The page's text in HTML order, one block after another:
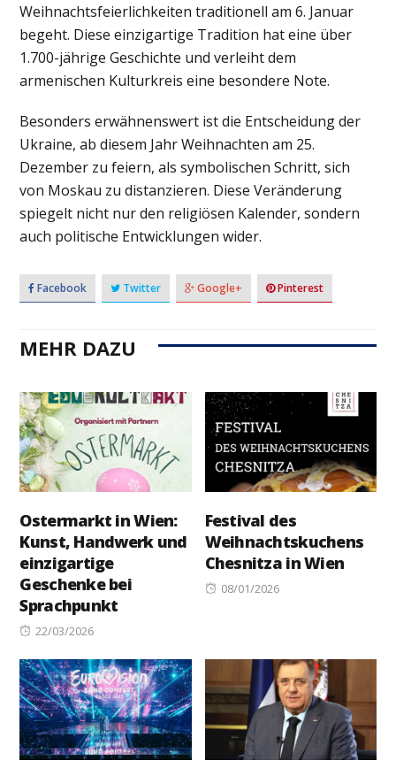
Weihnachtsfeierlichkeiten traditionell am 6. Januar
begeht. Diese einzigartige Tradition hat eine über
1.700-jährige Geschichte und verleiht dem
armenischen Kulturkreis eine besondere Note.
Besonders erwähnenswert ist die Entscheidung der
Ukraine, ab diesem Jahr Weihnachten am 25.
Dezember zu feiern, als symbolischen Schritt, sich
von Moskau zu distanzieren. Diese Veränderung
spiegelt nicht nur den religiösen Kalender, sondern
auch politische Entwicklungen wider.
Facebook Twitter Google+ Pinterest
MEHR DAZU
Ostermarkt in Wien:
Kunst, Handwerk und
einzigartige
Geschenke bei
Sprachpunkt
Posted
22/03/2026
Festival des
Weihnachtskuchens
Chesnitza in Wien
Posted
08/01/2026